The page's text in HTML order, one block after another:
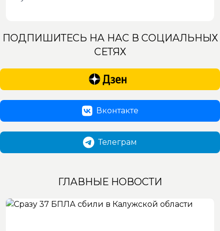
ПОДПИШИТЕСЬ НА НАС В СОЦИАЛЬНЫХ
СЕТЯХ
Вконтакте
Телеграм
ГЛАВНЫЕ НОВОСТИ